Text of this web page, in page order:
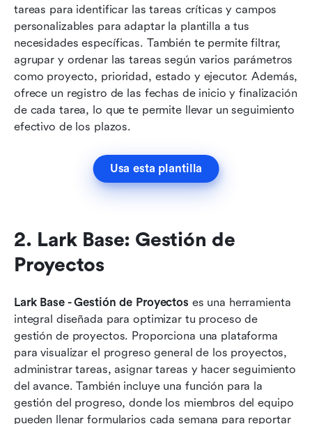
tareas para identificar las tareas críticas y campos
personalizables para adaptar la plantilla a tus
necesidades específicas. También te permite filtrar,
agrupar y ordenar las tareas según varios parámetros
como proyecto, prioridad, estado y ejecutor. Además,
ofrece un registro de las fechas de inicio y finalización
de cada tarea, lo que te permite llevar un seguimiento
efectivo de los plazos.
Usa esta plantilla
2. Lark Base: Gestión de
Proyectos
Lark Base - Gestión de Proyectos es una herramienta
integral diseñada para optimizar tu proceso de
gestión de proyectos. Proporciona una plataforma
para visualizar el progreso general de los proyectos,
administrar tareas, asignar tareas y hacer seguimiento
del avance. También incluye una función para la
gestión del progreso, donde los miembros del equipo
pueden llenar formularios cada semana para reportar